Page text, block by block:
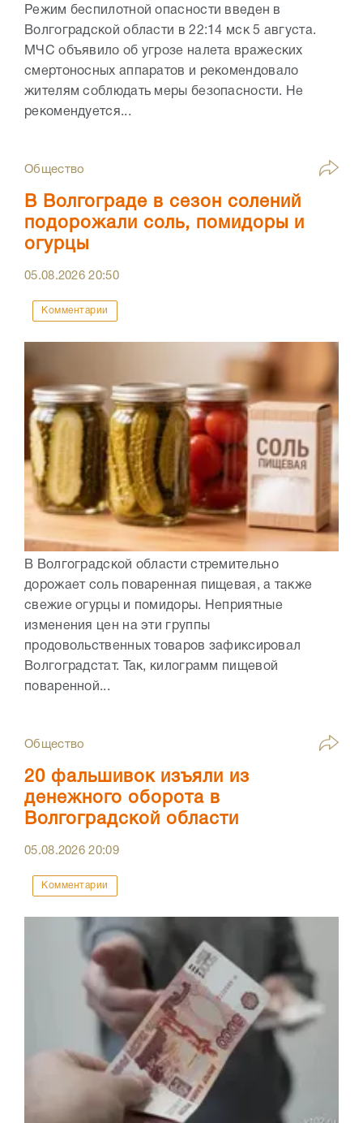
Режим беспилотной опасности введен в
Волгоградской области в 22:14 мск 5 августа.
МЧС объявило об угрозе налета вражеских
смертоносных аппаратов и рекомендовало
жителям соблюдать меры безопасности. Не
рекомендуется...
Общество
В Волгограде в сезон солений
подорожали соль, помидоры и
огурцы
05.08.202620:50
Комментарии
В Волгоградской области стремительно
дорожает соль поваренная пищевая, а также
свежие огурцы и помидоры. Неприятные
изменения цен на эти группы
продовольственных товаров зафиксировал
Волгоградстат. Так, килограмм пищевой
поваренной...
Общество
20 фальшивок изъяли из
денежного оборота в
Волгоградской области
05.08.202620:09
Комментарии